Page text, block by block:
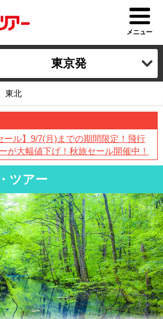
メニュー
東京発
東北
ール】9/7(月)までの期間限定！飛行
が大幅値下げ！秋旅セール開催中！
ツアー